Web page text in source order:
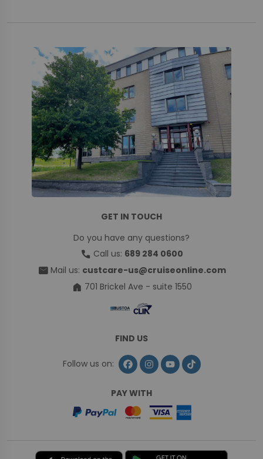
GET IN TOUCH
Do you have any questions?
call Call us: 689 284 0600
mailMail us: custcare-us@cruiseonline.com
home 701 Brickel Ave - suite 1550
FIND US
Follow us on:
PAY WITH